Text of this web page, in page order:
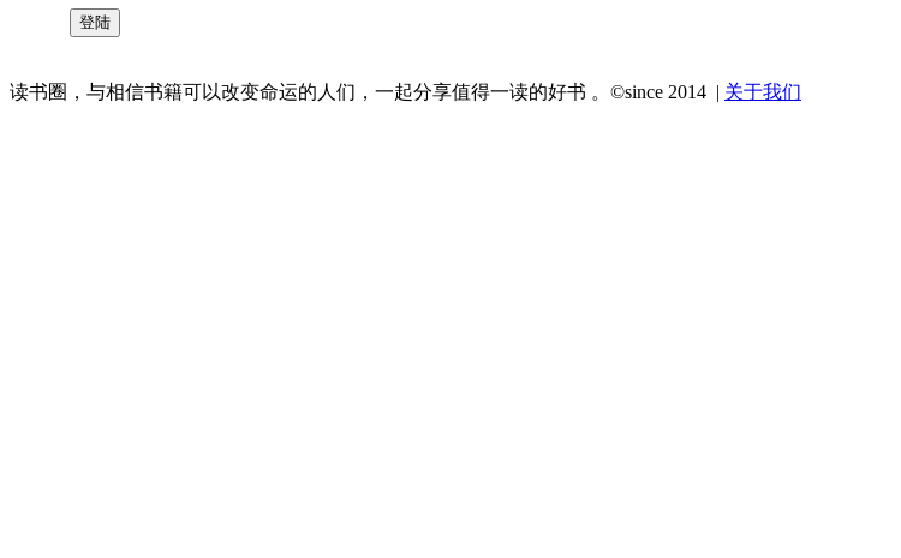
读书圈，与相信书籍可以改变命运的人们，一起分享值得一读的好书 。©since 2014 | 关于我们